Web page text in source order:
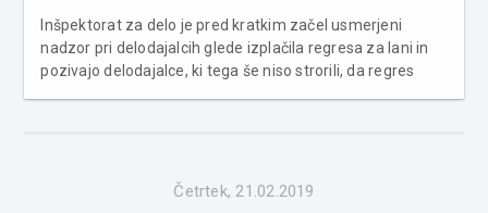
Inšpektorat za delo je pred kratkim začel usmerjeni
nadzor pri delodajalcih glede izplačila regresa za lani in
pozivajo delodajalce, ki tega še niso strorili, da regres
Četrtek, 21.02.2019